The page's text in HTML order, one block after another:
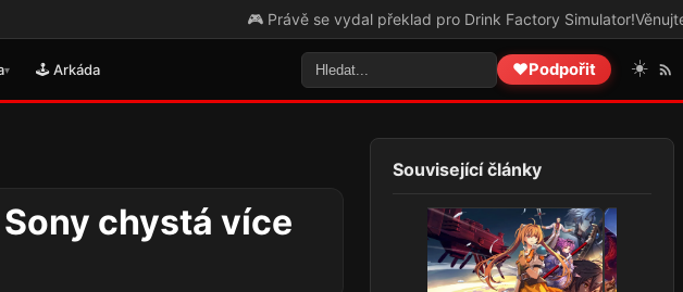
🎮 Právě se vydal překlad pro Drink Factory Simulator!Věnujte
▾ 🕹️ Arkáda ❤️Podpořit ☀️
chystá více
Související články